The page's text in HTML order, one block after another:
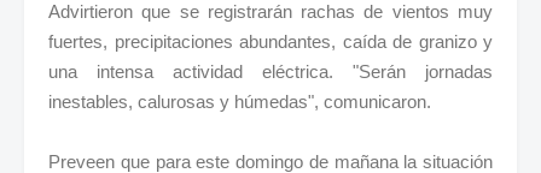
Advirtieron que se registrarán rachas de vientos muy
fuertes, precipitaciones abundantes, caída de granizo y
una intensa actividad eléctrica. "Serán jornadas
inestables, calurosas y húmedas", comunicaron.
Preveen que para este domingo de mañana la situación